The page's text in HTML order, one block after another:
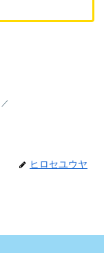
ヒロセユウヤ